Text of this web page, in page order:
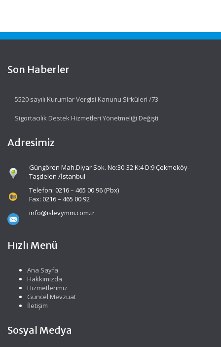
Son Haberler
5520 sayılı Kurumlar Vergisi Kanunu Sirküleri /73
Sigortacılık Destek Hizmetleri Yönetmeliği Değişti
Adresimiz
Güngören Mah.Diyar Sok. No:30-32 K:4 D:9 Çekmeköy-
Taşdelen /İstanbul
Telefon: 0216 – 465 00 96 (Pbx)
Fax: 0216 – 465 00 92
info@islevymm.com.tr
Hızlı Menü
Ana Sayfa
Hakkımızda
Hizmetlerimiz
Güncel Mevzuat
İletişim
Sosyal Medya